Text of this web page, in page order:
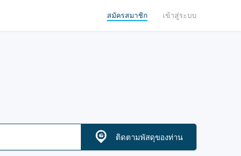
สมัครสมาชิก เข้าสู่ระบบ
ติดตามพัสดุของท่าน